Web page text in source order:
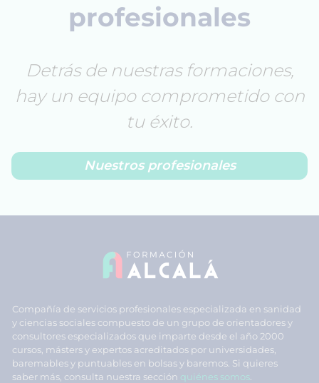
profesionales
Detrás de nuestras formaciones,
hay un equipo comprometido con
tu éxito.
Nuestros profesionales
Compañía de servicios profesionales especializada en sanidad
y ciencias sociales compuesto de un grupo de orientadores y
consultores especializados que imparte desde el año 2000
cursos, másters y expertos acreditados por universidades,
baremables y puntuables en bolsas y baremos. Si quieres
saber más, consulta nuestra sección quiénes somos